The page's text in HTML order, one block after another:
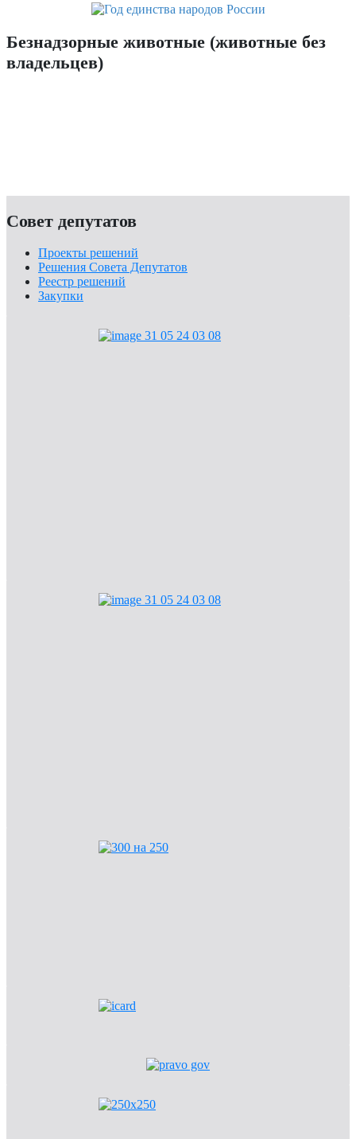
Безнадзорные животные (животные без
владельцев)
Совет депутатов
Проекты решений
Решения Совета Депутатов
Реестр решений
Закупки